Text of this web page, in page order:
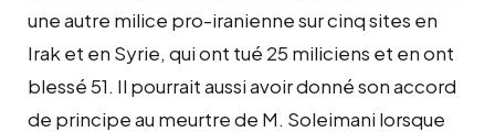
une autre milice pro-iranienne sur cinq sites en
Irak et en Syrie, qui ont tué 25 miliciens et en ont
blessé 51. Il pourrait aussi avoir donné son accord
de principe au meurtre de M. Soleimani lorsque